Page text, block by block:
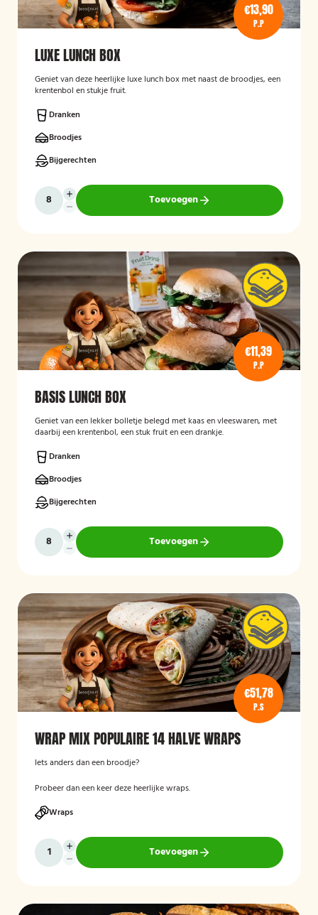
€13,90
P.P
LUXE LUNCH BOX
Geniet van deze heerlijke luxe lunch box met naast de broodjes, een
krentenbol en stukje fruit.
Dranken
Broodjes
Bijgerechten
Toevoegen
€11,39
P.P
BASIS LUNCH BOX
Geniet van een lekker bolletje belegd met kaas en vleeswaren, met
daarbij een krentenbol, een stuk fruit en een drankje.
Dranken
Broodjes
Bijgerechten
Toevoegen
€51,78
P.S
WRAP MIX POPULAIRE 14 HALVE WRAPS
Iets anders dan een broodje?
Probeer dan een keer deze heerlijke wraps.
Wraps
Toevoegen